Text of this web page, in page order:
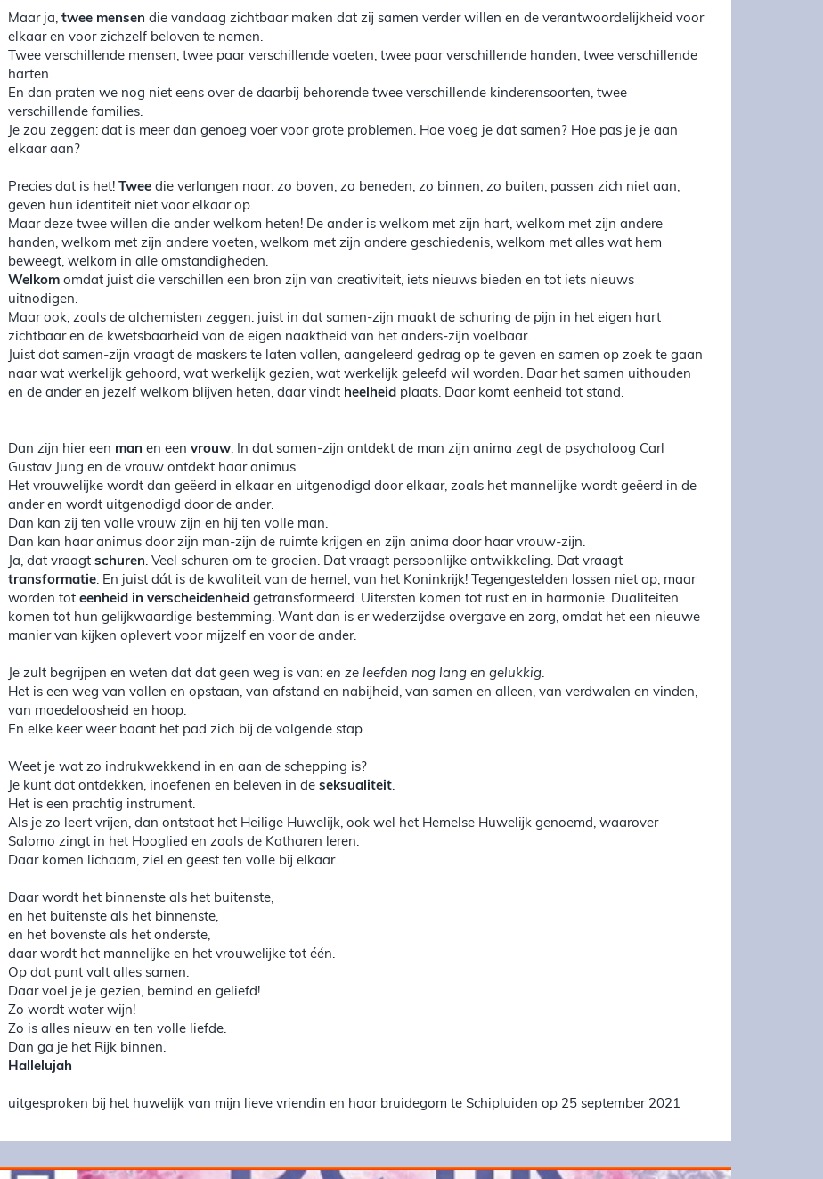
Maar ja, twee mensen die vandaag zichtbaar maken dat zij samen verder willen en de verantwoordelijkheid voor
elkaar en voor zichzelf beloven te nemen.
Twee verschillende mensen, twee paar verschillende voeten, twee paar verschillende handen, twee verschillende
harten.
En dan praten we nog niet eens over de daarbij behorende twee verschillende kinderensoorten, twee
verschillende families.
Je zou zeggen: dat is meer dan genoeg voer voor grote problemen. Hoe voeg je dat samen? Hoe pas je je aan
elkaar aan?
Precies dat is het! Tweedie verlangen naar: zo boven, zo beneden, zo binnen, zo buiten, passen zich niet aan,
geven hun identiteit niet voor elkaar op.
Maar deze twee willen die ander welkom heten! De ander is welkom met zijn hart, welkom met zijn andere
handen, welkom met zijn andere voeten, welkom met zijn andere geschiedenis, welkom met alles wat hem
beweegt, welkom in alle omstandigheden.
Welkom omdat juist die verschillen een bron zijn van creativiteit, iets nieuws bieden en tot iets nieuws
uitnodigen.
Maar ook, zoals de alchemisten zeggen: juist in dat samen-zijn maakt de schuring de pijn in het eigen hart
zichtbaar en de kwetsbaarheid van de eigen naaktheid van het anders-zijn voelbaar.
Juist dat samen-zijn vraagt de maskers te laten vallen, aangeleerd gedrag op te geven en samen op zoek te gaan
naar wat werkelijk gehoord, wat werkelijk gezien, wat werkelijk geleefd wil worden. Daar het samen uithouden
en de ander en jezelf welkom blijven heten, daar vindt heelheid plaats. Daar komt eenheid tot stand.
Dan zijn hier een man en een vrouw. In dat samen-zijn ontdekt de man zijn anima zegt de psycholoog Carl
Gustav Jung en de vrouw ontdekt haar animus.
Het vrouwelijke wordt dan geëerd in elkaar en uitgenodigd door elkaar, zoals het mannelijke wordt geëerd in de
ander en wordt uitgenodigd door de ander.
Dan kan zij ten volle vrouw zijn en hij ten volle man.
Dan kan haar animus door zijn man-zijn de ruimte krijgen en zijn anima door haar vrouw-zijn.
Ja, dat vraagt schuren. Veel schuren om te groeien. Dat vraagt persoonlijke ontwikkeling. Dat vraagt
transformatie. En juist dát is de kwaliteit van de hemel, van het Koninkrijk! Tegengestelden lossen niet op, maar
worden tot eenheid in verscheidenheid getransformeerd. Uitersten komen tot rust en in harmonie. Dualiteiten
komen tot hun gelijkwaardige bestemming. Want dan is er wederzijdse overgave en zorg, omdat het een nieuwe
manier van kijken oplevert voor mijzelf en voor de ander.
Je zult begrijpen en weten dat dat geen weg is van: en ze leefden nog lang en gelukkig.
Het is een weg van vallen en opstaan, van afstand en nabijheid, van samen en alleen, van verdwalen en vinden,
van moedeloosheid en hoop.
En elke keer weer baant het pad zich bij de volgende stap.
Weet je wat zo indrukwekkend in en aan de schepping is?
Je kunt dat ontdekken, inoefenen en beleven in de seksualiteit.
Het is een prachtig instrument.
Als je zo leert vrijen, dan ontstaat het Heilige Huwelijk, ook wel het Hemelse Huwelijk genoemd, waarover
Salomo zingt in het Hooglied en zoals de Katharen leren.
Daar komen lichaam, ziel en geest ten volle bij elkaar.
Daar wordt het binnenste als het buitenste,
en het buitenste als het binnenste,
en het bovenste als het onderste,
daar wordt het mannelijke en het vrouwelijke tot één.
Op dat punt valt alles samen.
Daar voel je je gezien, bemind en geliefd!
Zo wordt water wijn!
Zo is alles nieuw en ten volle liefde.
Dan ga je het Rijk binnen.
Hallelujah
uitgesproken bij het huwelijk van mijn lieve vriendin en haar bruidegom te Schipluiden op 25 september 2021